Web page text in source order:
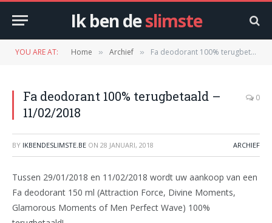
Ik ben deslimste
YOU ARE AT: Home » Archief » Fa deodorant 100% terugbetaald – 11/02/2018
Fa deodorant 100% terugbetaald –
11/02/2018
0
BY IKBENDESLIMSTE.BE ON 28 JANUARI, 2018 ARCHIEF
Tussen 29/01/2018 en 11/02/2018 wordt uw aankoop van een
Fa deodorant 150 ml (Attraction Force, Divine Moments,
Glamorous Moments of Men Perfect Wave) 100%